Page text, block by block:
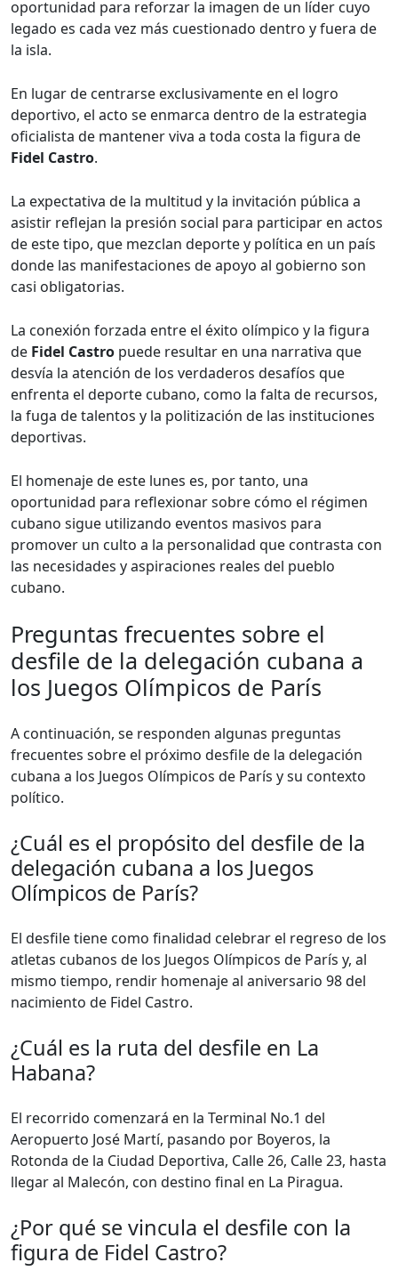
oportunidad para reforzar la imagen de un líder cuyo
legado es cada vez más cuestionado dentro y fuera de
la isla.
En lugar de centrarse exclusivamente en el logro
deportivo, el acto se enmarca dentro de la estrategia
oficialista de mantener viva a toda costa la figura de
Fidel Castro.
La expectativa de la multitud y la invitación pública a
asistir reflejan la presión social para participar en actos
de este tipo, que mezclan deporte y política en un país
donde las manifestaciones de apoyo al gobierno son
casi obligatorias.
La conexión forzada entre el éxito olímpico y la figura
de Fidel Castro puede resultar en una narrativa que
desvía la atención de los verdaderos desafíos que
enfrenta el deporte cubano, como la falta de recursos,
la fuga de talentos y la politización de las instituciones
deportivas.
El homenaje de este lunes es, por tanto, una
oportunidad para reflexionar sobre cómo el régimen
cubano sigue utilizando eventos masivos para
promover un culto a la personalidad que contrasta con
las necesidades y aspiraciones reales del pueblo
cubano.
Preguntas frecuentes sobre el
desfile de la delegación cubana a
los Juegos Olímpicos de París
A continuación, se responden algunas preguntas
frecuentes sobre el próximo desfile de la delegación
cubana a los Juegos Olímpicos de París y su contexto
político.
¿Cuál es el propósito del desfile de la
delegación cubana a los Juegos
Olímpicos de París?
El desfile tiene como finalidad celebrar el regreso de los
atletas cubanos de los Juegos Olímpicos de París y, al
mismo tiempo, rendir homenaje al aniversario 98 del
nacimiento de Fidel Castro.
¿Cuál es la ruta del desfile en La
Habana?
El recorrido comenzará en la Terminal No.1 del
Aeropuerto José Martí, pasando por Boyeros, la
Rotonda de la Ciudad Deportiva, Calle 26, Calle 23, hasta
llegar al Malecón, con destino final en La Piragua.
¿Por qué se vincula el desfile con la
figura de Fidel Castro?